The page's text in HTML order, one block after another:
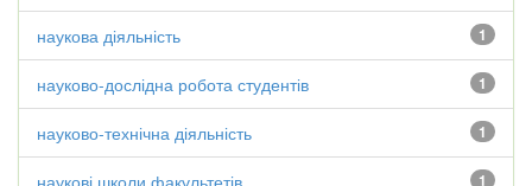
1
наукова діяльність
1
науково-дослідна робота студентів
1
науково-технічна діяльність
1
наукові школи факультетів